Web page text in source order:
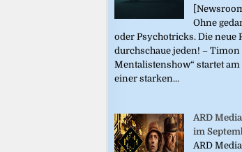
Ohne
oder Psychotricks. Die neue
durchschaue jeden! – Timon
Mentalistenshow“ startet
einer starken...
ARD
im
ARD